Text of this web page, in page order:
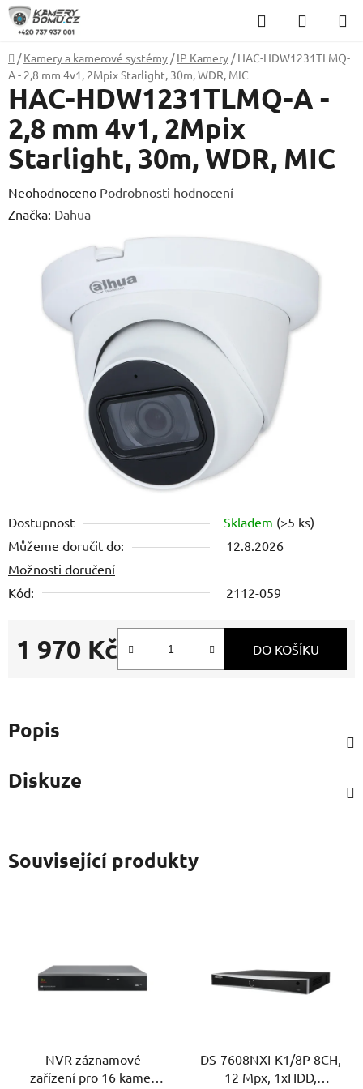
Přejít
obsah
Hledat
KOŠÍK
Domů
/ Kamery a kamerové systémy / IP Kamery / HAC-HDW1231TLMQ-
A - 2,8 mm 4v1, 2Mpix Starlight, 30m, WDR, MIC
Dostupnost Skladem (>5 ks)
Můžeme doručit do:
12.8.2026
Možnosti doručení
Kód:
2112-059
1 970 Kč DO KOŠÍKU
HAC-HDW1231TLMQ-A -
2,8 mm 4v1, 2Mpix
Starlight, 30m, WDR, MIC
Průměrné
hodnocení
Neohodnoceno Podrobnosti hodnocení
Značka: Dahua
Popis
Diskuze
Související produkty
NVR záznamové
zařízení pro 16 kamer
DS-7608NXI-K1/8P 8CH,
12 Mpx, 1xHDD,